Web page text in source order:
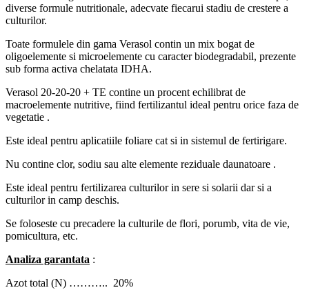
diverse formule nutritionale, adecvate fiecarui stadiu de crestere a
culturilor.
Toate formulele din gama Verasol contin un mix bogat de
oligoelemente si microelemente cu caracter biodegradabil, prezente
sub forma activa chelatata IDHA.
Verasol 20-20-20 + TE contine un procent echilibrat de
macroelemente nutritive, fiind fertilizantul ideal pentru orice faza de
vegetatie .
Este ideal pentru aplicatiile foliare cat si in sistemul de fertirigare.
Nu contine clor, sodiu sau alte elemente reziduale daunatoare .
Este ideal pentru fertilizarea culturilor in sere si solarii dar si a
culturilor in camp deschis.
Se foloseste cu precadere la culturile de flori, porumb, vita de vie,
pomicultura, etc.
Analiza garantata :
Azot total (N) ……….. 20%